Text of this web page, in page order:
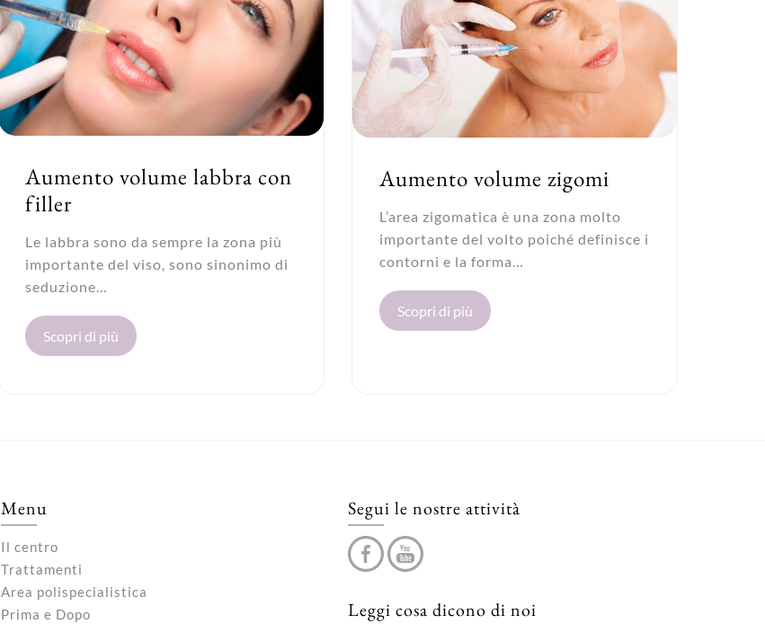
Aumento volume labbra con
filler
Le labbra sono da sempre la zona più
importante del viso, sono sinonimo di
seduzione…
Scopri di più
Aumento volume zigomi
L’area zigomatica è una zona molto
importante del volto poiché definisce i
contorni e la forma…
Scopri di più
Menu
Il centro
Trattamenti
Area polispecialistica
Prima e Dopo
Segui le nostre attività
Leggi cosa dicono di noi